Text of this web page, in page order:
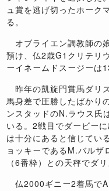
ュ賞を逃げ切ったホーク
る。
オブライエン調教師の
預け、仏2歳G1クリテリ
ーイネームドスージーは
昨年の凱旋門賞馬ダリ
馬身差で圧勝したばかり
ンスタッドのN.ラウス氏
いる。2戦目でダービー
は十分にあると信じてい
ョッキーであるM.バルザ
（6番枠）との天秤でダ
仏2000ギニー2着馬で